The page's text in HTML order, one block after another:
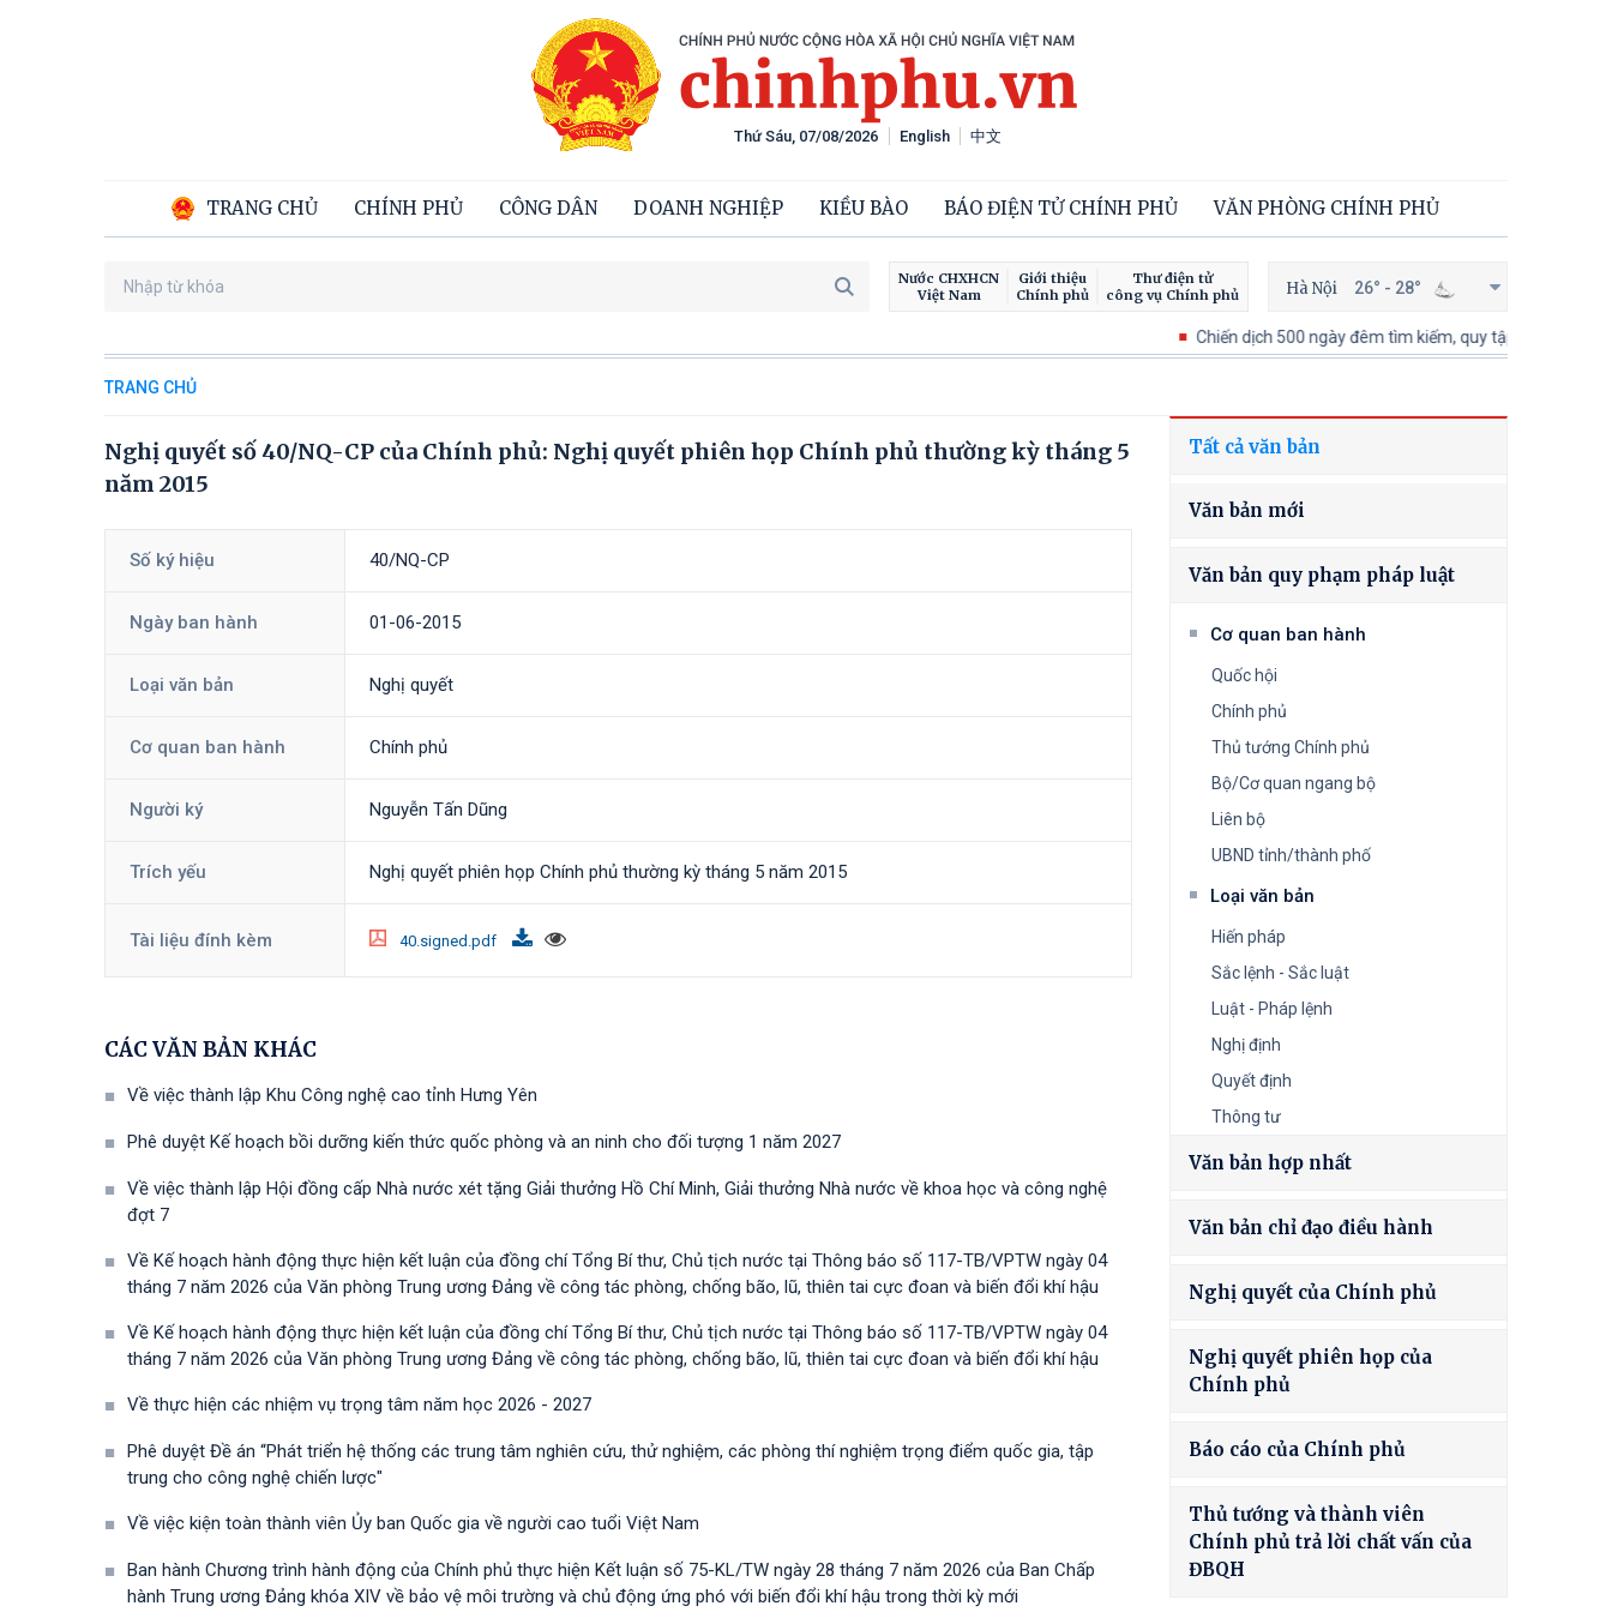
English 中文
TRANG CHỦ CHÍNH PHỦ CÔNG DÂN DOANH NGHIỆP KIỀU BÀO BÁO ĐIỆN TỬ CHÍNH PHỦ VĂN PHÒNG CHÍNH PHỦ
Thứ Sáu, 07/08/2026
Nước CHXHCN
Việt Nam
Giới thiệu
Chính phủ
Thư điện tử
công vụ Chính phủ
Hà Nội 26° - 28°
Chiến dịch 500 ngày đêm tìm kiếm, quy tập và xác định danh
TRANG CHỦ
Nghị quyết số 40/NQ-CP của Chính phủ: Nghị quyết phiên họp Chính phủ thường kỳ tháng 5
năm 2015
Số ký hiệu 40/NQ-CP
Ngày ban hành 01-06-2015
Loại văn bản Nghị quyết
Cơ quan ban hành Chính phủ
Người ký Nguyễn Tấn Dũng
Trích yếu Nghị quyết phiên họp Chính phủ thường kỳ tháng 5 năm 2015
Tài liệu đính kèm 40.signed.pdf
CÁC VĂN BẢN KHÁC
Về việc thành lập Khu Công nghệ cao tỉnh Hưng Yên
Phê duyệt Kế hoạch bồi dưỡng kiến thức quốc phòng và an ninh cho đối tượng 1 năm 2027
Về việc thành lập Hội đồng cấp Nhà nước xét tặng Giải thưởng Hồ Chí Minh, Giải thưởng Nhà nước về khoa học và công nghệ
đợt 7
Về Kế hoạch hành động thực hiện kết luận của đồng chí Tổng Bí thư, Chủ tịch nước tại Thông báo số 117-TB/VPTW ngày 04
tháng 7 năm 2026 của Văn phòng Trung ương Đảng về công tác phòng, chống bão, lũ, thiên tai cực đoan và biến đổi khí hậu
Về Kế hoạch hành động thực hiện kết luận của đồng chí Tổng Bí thư, Chủ tịch nước tại Thông báo số 117-TB/VPTW ngày 04
tháng 7 năm 2026 của Văn phòng Trung ương Đảng về công tác phòng, chống bão, lũ, thiên tai cực đoan và biến đổi khí hậu
Về thực hiện các nhiệm vụ trọng tâm năm học 2026 - 2027
Phê duyệt Đề án “Phát triển hệ thống các trung tâm nghiên cứu, thử nghiệm, các phòng thí nghiệm trọng điểm quốc gia, tập
trung cho công nghệ chiến lược"
Về việc kiện toàn thành viên Ủy ban Quốc gia về người cao tuổi Việt Nam
Ban hành Chương trình hành động của Chính phủ thực hiện Kết luận số 75-KL/TW ngày 28 tháng 7 năm 2026 của Ban Chấp
hành Trung ương Đảng khóa XIV về bảo vệ môi trường và chủ động ứng phó với biến đổi khí hậu trong thời kỳ mới
Tất cả văn bản
Văn bản mới
Văn bản quy phạm pháp luật
Cơ quan ban hành
Quốc hội
Chính phủ
Thủ tướng Chính phủ
Bộ/Cơ quan ngang bộ
Liên bộ
UBND tỉnh/thành phố
Loại văn bản
Hiến pháp
Sắc lệnh - Sắc luật
Luật - Pháp lệnh
Nghị định
Quyết định
Thông tư
Văn bản hợp nhất
Văn bản chỉ đạo điều hành
Nghị quyết của Chính phủ
Nghị quyết phiên họp của
Chính phủ
Báo cáo của Chính phủ
Thủ tướng và thành viên
Chính phủ trả lời chất vấn của
ĐBQH